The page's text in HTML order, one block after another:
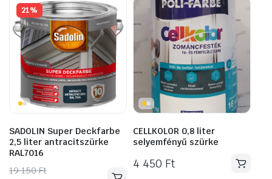
21%
SADOLIN Super Deckfarbe
2,5 liter antracitszürke
RAL7016
19 150Ft
Original
Current
CELLKOLOR 0,8 liter
selyemfényű szürke
4 450 Ft